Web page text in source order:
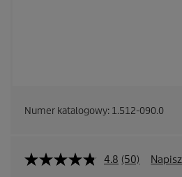
Numer katalogowy: 1.512-090.0
4.8 (50)